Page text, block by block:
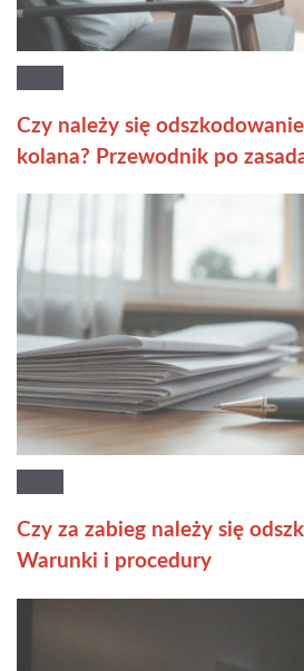
Czy należy się
kolana? Przewodnik po
Czy za zabieg należy się
Warunki i procedury